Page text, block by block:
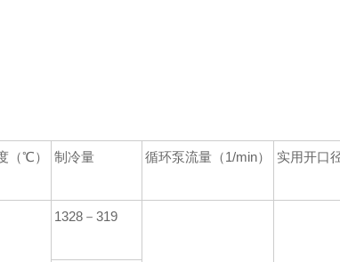
（℃） 制冷量 循环泵流量（1/min） 实用开口
1328－319